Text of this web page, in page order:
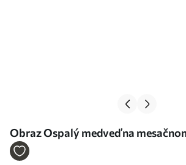
Obraz Ospalý medveď na
s37917v1